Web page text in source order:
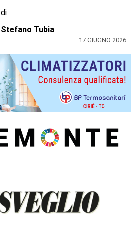
di
Stefano Tubia
17 GIUGNO 2026